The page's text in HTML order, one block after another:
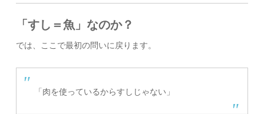
「すし＝魚」なのか？
では、ここで最初の問いに戻ります。
「肉を使っているからすしじゃない」